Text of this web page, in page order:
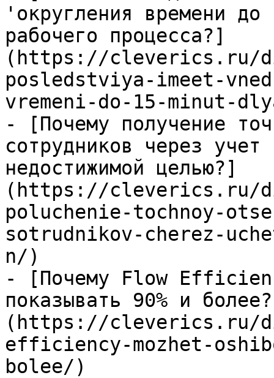
'округления времени
рабочего процесса?]
(https://cleverics.ru/
posledstviya-imeet-
vremeni-do-15-minut-
- [Почему получение
сотрудников через учет
недостижимой целью?]
(https://cleverics.ru/
poluchenie-tochnoy-
sotrudnikov-cherez-
n/)
- [Почему Flow
показывать 90% и
(https://cleverics.ru/
efficiency-mozhet-
bolee/)